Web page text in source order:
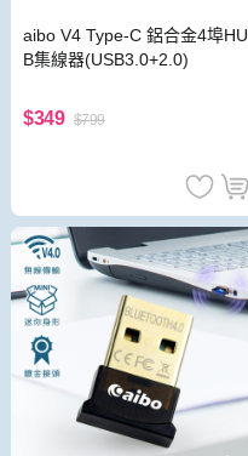
aibo V4 Type-C 鋁合金4埠HU
B集線器(USB3.0+2.0)
$349 $799